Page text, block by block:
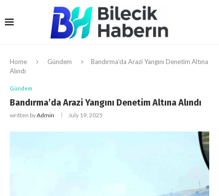
Home Gündem
Bandırma’da Arazi Yangını Denetim Altına
Alındı
Gündem
Bandırma’da Arazi Yangını Denetim Altına Alındı
written byAdmin July 19, 2025